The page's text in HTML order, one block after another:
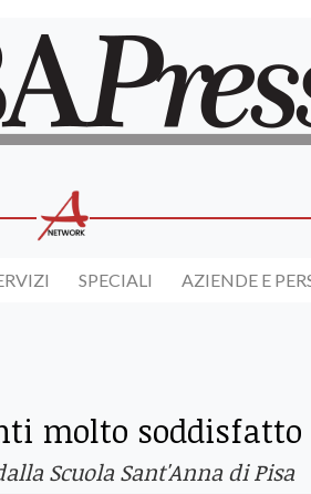
SPECIALI AZIENDE E
molto soddisfatto
Scuola Sant'Anna di Pisa